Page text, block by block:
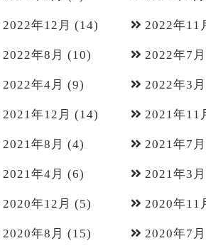
2022年12月 (14) 2022年11
2022年8月 (10) 2022年7月
2022年4月 (9) 2022年3月
2021年12月 (14) 2021年11
2021年8月 (4) 2021年7月
2021年4月 (6) 2021年3月
2020年12月 (5) 2020年11
2020年8月 (15) 2020年7月